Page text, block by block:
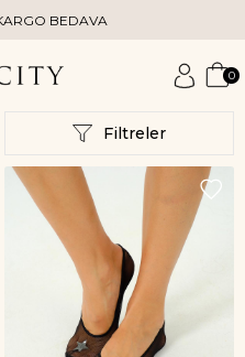
BEDAVA
0
Filtreler